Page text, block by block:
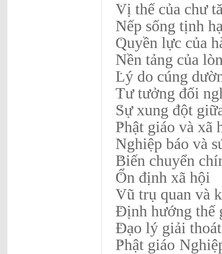
Vị thế của chư
Nếp sống tịnh
Quyền lực của
Nền tảng của
Lý do cúng
Tư tưởng đối
Sự xung đột
Phật giáo và
Nghiệp báo và
Biến chuyển
Ổn định xã hội
Vũ trụ quan và
Định hướng thế
Đạo lý giải
Phật giáo